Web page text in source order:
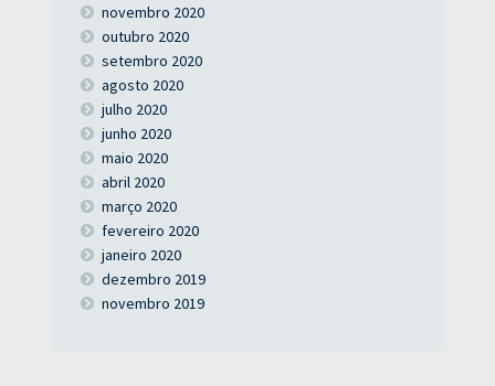
novembro 2020
outubro 2020
setembro 2020
agosto 2020
julho 2020
junho 2020
maio 2020
abril 2020
março 2020
fevereiro 2020
janeiro 2020
dezembro 2019
novembro 2019